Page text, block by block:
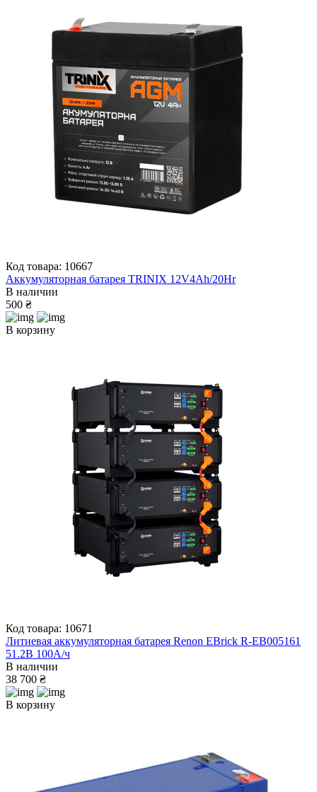
Код товара: 10667
Аккумуляторная батарея TRINIX 12V4Ah/20Hr
В наличии
500 ₴
В корзину
Код товара: 10671
Литиевая аккумуляторная батарея Renon EBrick R-EB005161
51.2В 100А/ч
В наличии
38 700 ₴
В корзину